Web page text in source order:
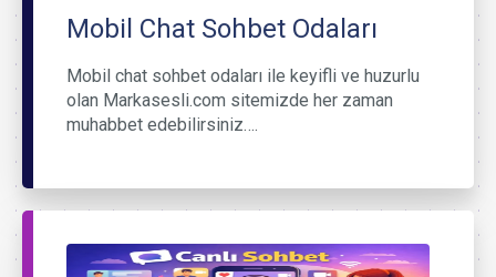
Mobil Chat Sohbet Odaları
Mobil chat sohbet odaları ile keyifli ve huzurlu
olan Markasesli.com sitemizde her zaman
muhabbet edebilirsiniz….